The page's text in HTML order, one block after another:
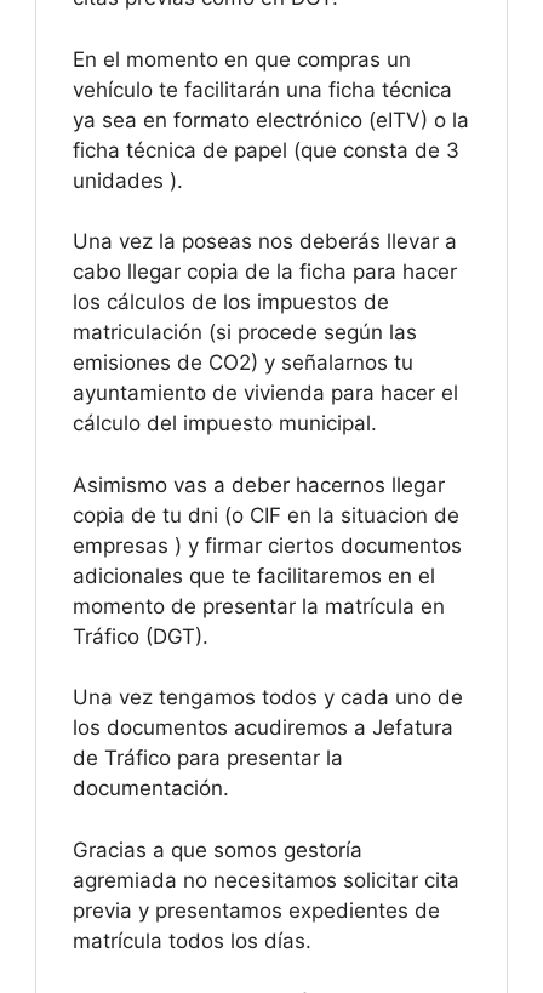
En el momento en que compras un
vehículo te facilitarán una ficha técnica
ya sea en formato electrónico (eITV) o la
ficha técnica de papel (que consta de 3
unidades ).
Una vez la poseas nos deberás llevar a
cabo llegar copia de la ficha para hacer
los cálculos de los impuestos de
matriculación (si procede según las
emisiones de CO2) y señalarnos tu
ayuntamiento de vivienda para hacer el
cálculo del impuesto municipal.
Asimismo vas a deber hacernos llegar
copia de tu dni (o CIF en la situacion de
empresas ) y firmar ciertos documentos
adicionales que te facilitaremos en el
momento de presentar la matrícula en
Tráfico (DGT).
Una vez tengamos todos y cada uno de
los documentos acudiremos a Jefatura
de Tráfico para presentar la
documentación.
Gracias a que somos gestoría
agremiada no necesitamos solicitar cita
previa y presentamos expedientes de
matrícula todos los días.